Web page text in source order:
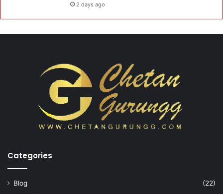
2 days ago
Categories
Blog
(22)